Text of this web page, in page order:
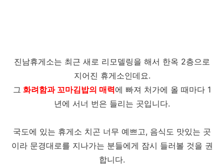
진남휴게소는 최근 새로 리모델링을 해서 한옥 2층으로
지어진 휴게소인데요.
그 화려함과 꼬마김밥의 매력에 빠져 처가에 올 때마다 1
년에 서너 번은 들리는 곳입니다.
국도에 있는 휴게소 치곤 너무 예쁘고, 음식도 맛있는 곳
이라 문경대로를 지나가는 분들에게 잠시 들러볼 것을 권
합니다.